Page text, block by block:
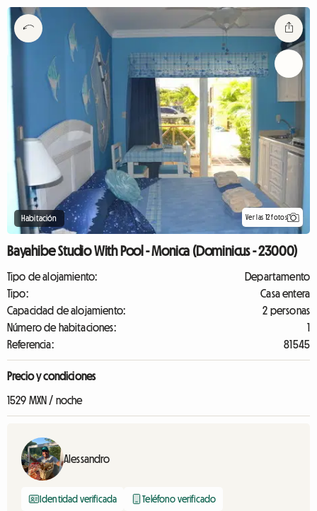
Habitación Ver las 12 fotos
Bayahibe Studio With Pool - Monica (Dominicus - 23000)
Tipo de alojamiento:
Departamento
Tipo:
Casa entera
Capacidad de alojamiento:
2 personas
Número de habitaciones:
1
Referencia:
81545
Precio y condiciones
1529 MXN / noche
Alessandro
Identidad verificada Teléfono verificado